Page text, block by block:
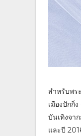
สำหรับพร
เมืองปักกิ่
บันเทิงจา
และปี